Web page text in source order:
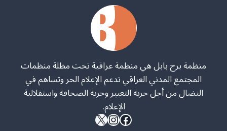
منظمة برج بابل هي منظمة عراقية تحت مظلة منظمات
المجتمع المدني العراقي تدعم الإعلام الحر وتساهم في
النضال من أجل حرية التعبير وحرية الصحافة واستقلالية
الإعلام.
فيسبوك
إنستجرام
إكس